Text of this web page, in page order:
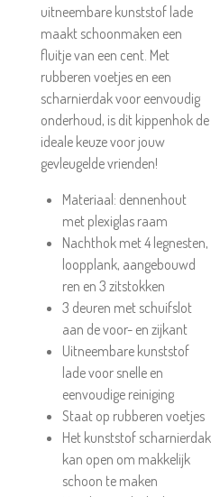
uitneembare kunststof lade
maakt schoonmaken een
fluitje van een cent. Met
rubberen voetjes en een
scharnierdak voor eenvoudig
onderhoud, is dit kippenhok de
ideale keuze voor jouw
gevleugelde vrienden!
Materiaal: dennenhout
met plexiglas raam
Nachthok met 4 legnesten,
loopplank, aangebouwd
ren en 3 zitstokken
3 deuren met schuifslot
aan de voor- en zijkant
Uitneembare kunststof
lade voor snelle en
eenvoudige reiniging
Staat op rubberen voetjes
Het kunststof scharnierdak
kan open om makkelijk
schoon te maken